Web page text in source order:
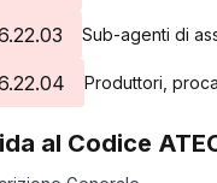
Sub-agenti di
Produttori,
al Codice